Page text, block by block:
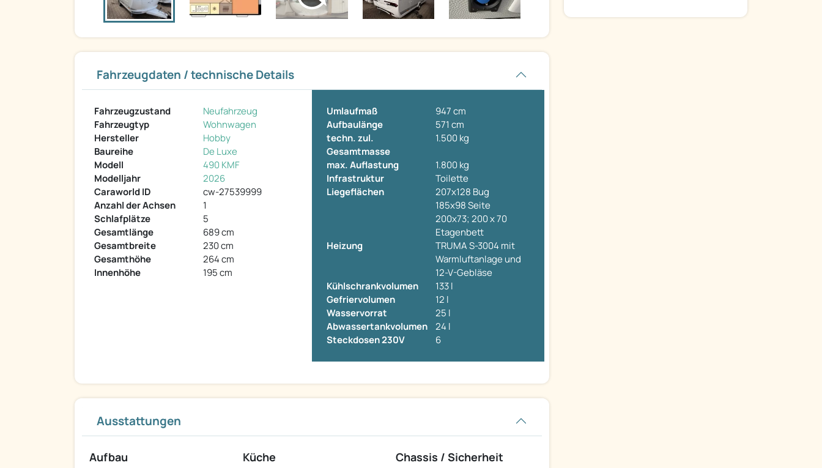
Fahrzeugdaten / technische Details
Fahrzeugzustand
Neufahrzeug
Fahrzeugtyp
Wohnwagen
Hersteller
Hobby
Baureihe
De Luxe
Modell
490 KMF
Modelljahr
2026
Caraworld ID
cw-27539999
Anzahl der Achsen
1
Schlafplätze
5
Gesamtlänge
689 cm
Gesamtbreite
230 cm
Gesamthöhe
264 cm
Innenhöhe
195 cm
Umlaufmaß
947 cm
Aufbaulänge
571 cm
techn. zul.
Gesamtmasse
1.500 kg
max. Auflastung
1.800 kg
Infrastruktur
Toilette
Liegeflächen
207x128 Bug
185x98 Seite
200x73; 200 x 70
Etagenbett
Heizung
TRUMA S-3004 mit
Warmluftanlage und
12-V-Gebläse
Kühlschrankvolumen
133 l
Gefriervolumen
12 l
Wasservorrat
25 l
Abwassertankvolumen
24 l
Steckdosen 230V
6
Ausstattungen
Aufbau Küche Chassis / Sicherheit